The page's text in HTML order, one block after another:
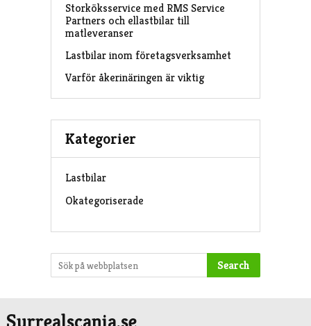
Storköksservice med RMS Service
Partners och ellastbilar till
matleveranser
Lastbilar inom företagsverksamhet
Varför åkerinäringen är viktig
Kategorier
Lastbilar
Okategoriserade
Search